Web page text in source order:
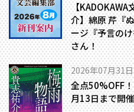
【KADOKAWA
介】綿原 芹『
ージ『予言の
さん！
2026年07月31日
全点50%OFF
月13日まで開